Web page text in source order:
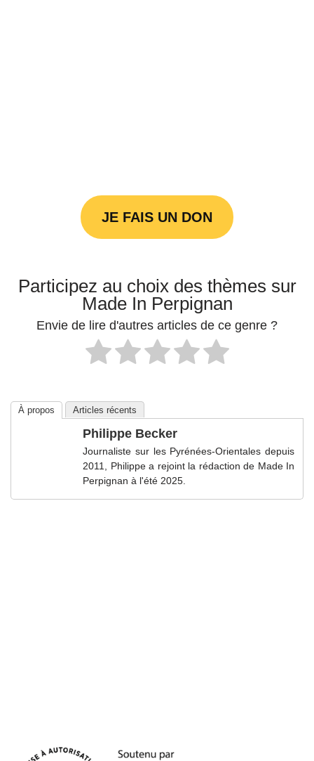
JE FAIS UN DON
Participez au choix des thèmes sur
Made In Perpignan
Envie de lire d'autres articles de ce genre ?
À propos Articles récents
Philippe Becker
Journaliste sur les Pyrénées-Orientales depuis
2011, Philippe a rejoint la rédaction de Made In
Perpignan à l'été 2025.